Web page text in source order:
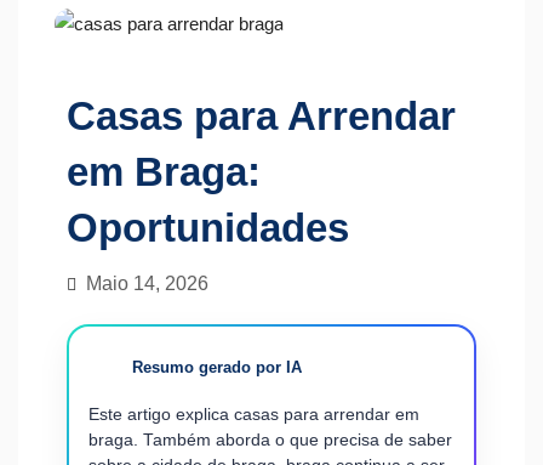
Casas para Arrendar
em Braga:
Oportunidades
Maio 14, 2026
Resumo gerado por IA
Este artigo explica casas para arrendar em
braga. Também aborda o que precisa de saber